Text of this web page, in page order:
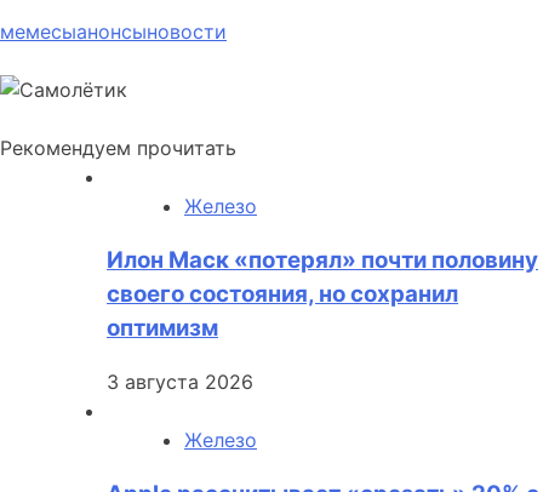
мемесыанонсыновости
Рекомендуем прочитать
Железо
Илон Маск «потерял» почти половину
своего состояния, но сохранил
оптимизм
3 августа 2026
Железо